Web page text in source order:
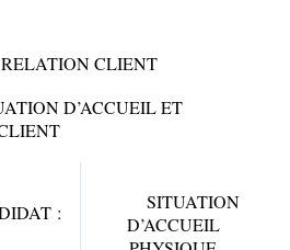
CLIENT
D’ACCUEIL ET
:
SITUATION
D’ACCUEIL